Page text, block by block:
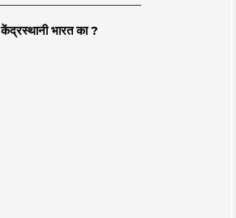
केंद्रस्थानी भारत का ?